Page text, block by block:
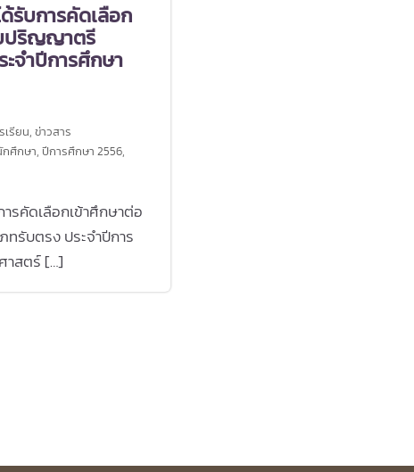
รับการคัดเลือก
ปริญญาตรี
ะจำปีการศึกษา
เรียน, ข่าวสาร
กศึกษา, ปีการศึกษา 2556,
รคัดเลือกเข้าศึกษาต่อ
รับตรง ประจำปีการ
าสตร์ […]